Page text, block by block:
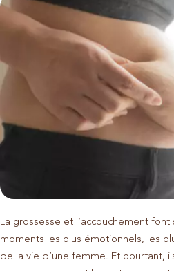
La grossesse et l’accouchement
moments les plus émotionnels, les
de la vie d’une femme. Et pourtant,